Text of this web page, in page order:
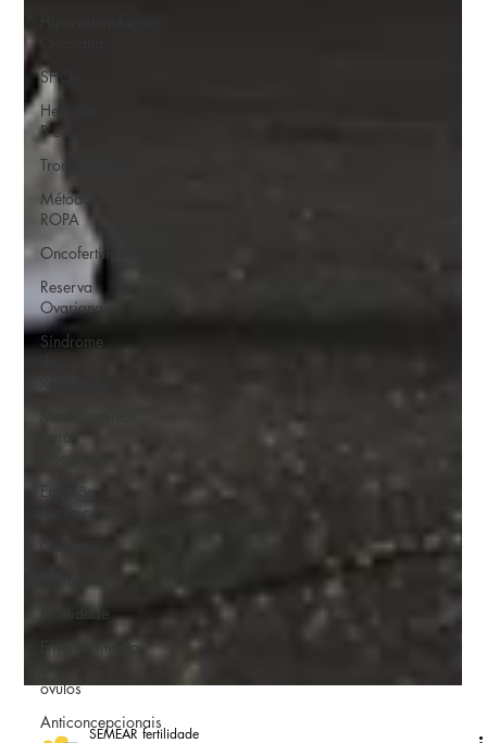
SHO
Hepatite
B e C
Trombofilia
Método
ROPA
Oncofertilidade
Reserva
Ovariana
Síndrome
emagrecer
Embrião
Mosaico
Fertilidade
Envelhecimento
óvulos
Anticoncepcionais